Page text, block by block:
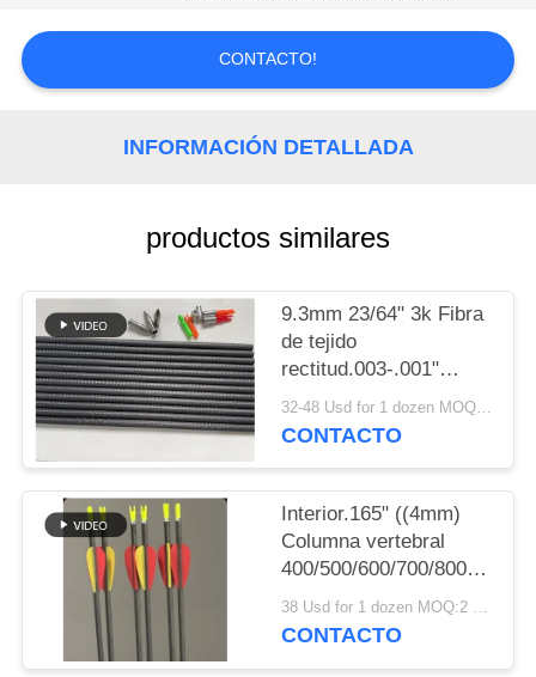
PIDA
UNA
SITIO
POLÍTICA
DE
PRIVACIDAD
CONTACTO!
INFORMACIÓN DETALLADA
productos similares
9.3mm 23/64" 3k Fibra
de tejido
rectitud.003-.001"
Columna
250/300/350/400/500/600
objetivo
32-48 Usd for 1 dozen MOQ:2 docenas
CONTACTO
Interior.165" ((4mm)
Columna vertebral
400/500/600/700/800/900/
Peso más ligero Larga
distancia Diámetro
38 Usd for 1 dozen MOQ:2 docenas
CONTACTO